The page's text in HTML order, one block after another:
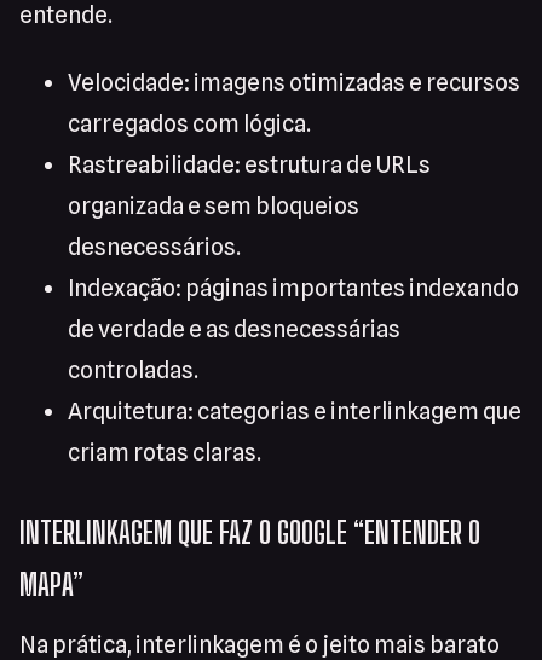
entende.
Velocidade: imagens otimizadas e recursos
carregados com lógica.
Rastreabilidade: estrutura de URLs
organizada e sem bloqueios
desnecessários.
Indexação: páginas importantes indexando
de verdade e as desnecessárias
controladas.
Arquitetura: categorias e interlinkagem que
criam rotas claras.
INTERLINKAGEM QUE FAZ O GOOGLE “ENTENDER O
MAPA”
Na prática, interlinkagem é o jeito mais barato